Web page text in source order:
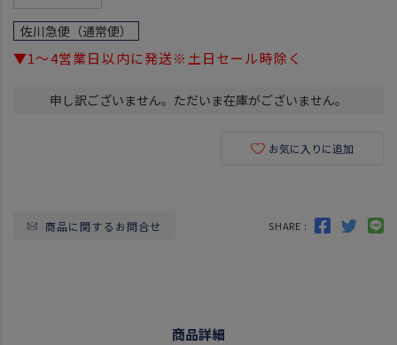
佐川急便（通常便）
▼1～4営業日以内に発送※土日セール時除く
申し訳ございません。ただいま在庫がございません。
お気に入りに追加
商品に関するお問合せ SHARE :
商品詳細